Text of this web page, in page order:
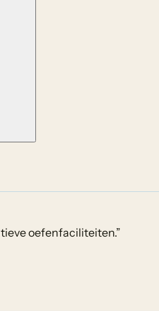
oefenfaciliteiten.”